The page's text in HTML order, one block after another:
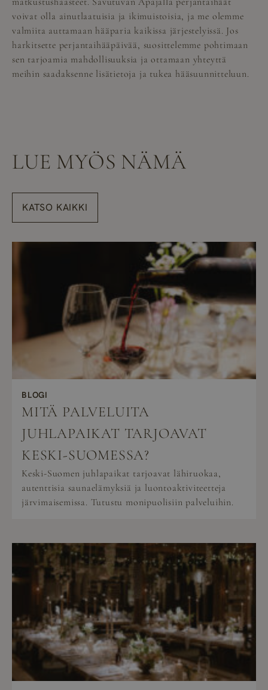
voivat olla ainutlaatuisia ja ikimuistoisia, ja me olemme
valmiita auttamaan hääparia kaikissa järjestelyissä. Jos
harkitsette perjantaihääpäivää, suosittelemme pohtimaan
sen tarjoamia mahdollisuuksia ja ottamaan yhteyttä
meihin saadaksenne lisätietoja ja tukea hääsuunnitteluun.
LUE MYÖS NÄMÄ
KATSO KAIKKI
BLOGI
MITÄ PALVELUITA
JUHLAPAIKAT TARJOAVAT
KESKI-SUOMESSA?
Keski-Suomen juhlapaikat tarjoavat lähiruokaa,
autenttisia saunaelämyksiä ja luontoaktiviteetteja
järvimaisemissa. Tutustu monipuolisiin palveluihin.